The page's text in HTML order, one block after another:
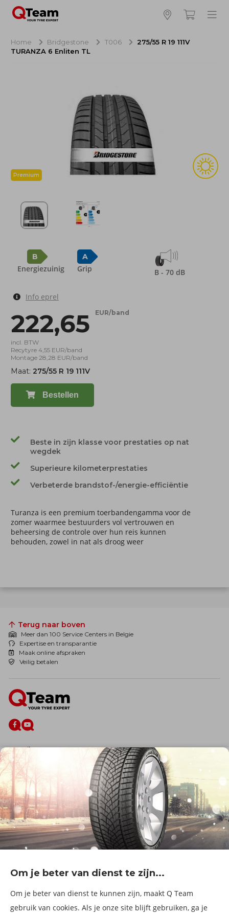
Om je beter van dienst te zijn...
Om je beter van dienst te kunnen zijn, maakt Q Team
gebruik van cookies. Als je onze site blijft gebruiken, ga je
Hoeveel banden wilt u bestellen?
Totaal inclusief BTW:
Bestellen
Annuleren
Home Bridgestone T006
275/55 R 19 111V
TURANZA 6 Enliten TL
Premium
B
Energiezuinig
A
Grip B - 70 dB
Info eprel
222,65 EUR/band
incl. BTW
Recytyre 4,55 EUR/band
Montage 28,28 EUR/band
Maat: 275/55 R 19 111V
Bestellen
Beste in zijn klasse voor prestaties op nat
wegdek
Superieure kilometerprestaties
Verbeterde brandstof-/energie-efficiëntie
Turanza is een premium toerbandengamma voor de
zomer waarmee bestuurders vol vertrouwen en
beheersing de controle over hun reis kunnen
behouden, zowel in nat als droog weer
Terug naar boven
Meer dan 100 Service Centers in Belgie
Expertise en transparantie
Maak online afspraken
Veilig betalen
De firma
Wie zijn wij?
Blog
Onze dienstverlening
Banden
Velgen
Diensten
Afspraak Maken
Informatie over
Professionele voertuigen
B2Bassistance
Werken bij QTeam
Maak een afspraak